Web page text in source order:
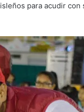
para acudir